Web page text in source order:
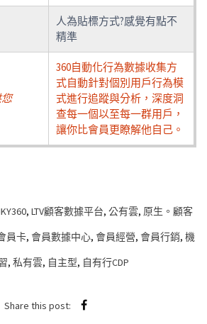
人為貼標方式?感覺有點不
精準
您
360自動化行為數據收集方
式自動針對個別用戶行為模
式進行追蹤與分析，深度洞
查每一個以至每一群用戶，
讓你比會員更瞭解他自己。
, LTV顧客數據平台, 公有雲, 原生。顧客
員卡, 會員數據中心, 會員經營, 會員行銷, 機
, 私有雲, 自主型, 自有行CDP
Share this post: